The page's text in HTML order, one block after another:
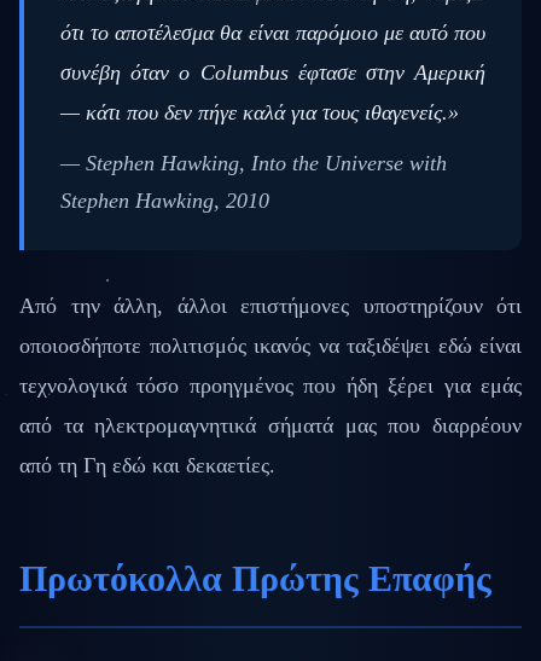
ότι το αποτέλεσμα θα είναι παρόμοιο με αυτό που
συνέβη όταν ο Columbus έφτασε στην Αμερική
— κάτι που δεν πήγε καλά για τους ιθαγενείς.»
— Stephen Hawking, Into the Universe with
Stephen Hawking, 2010
Από την άλλη, άλλοι επιστήμονες υποστηρίζουν ότι
οποιοσδήποτε πολιτισμός ικανός να ταξιδέψει εδώ είναι
τεχνολογικά τόσο προηγμένος που ήδη ξέρει για εμάς
από τα ηλεκτρομαγνητικά σήματά μας που διαρρέουν
από τη Γη εδώ και δεκαετίες.
Πρωτόκολλα Πρώτης Επαφής